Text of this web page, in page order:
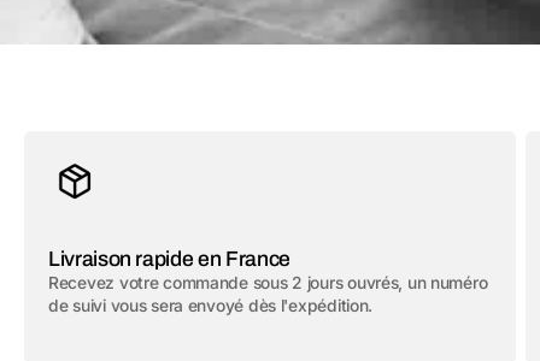
Livraison rapide en France
Recevez votre commande sous 2 jours ouvrés, un numéro
de suivi vous sera envoyé dès l'expédition.